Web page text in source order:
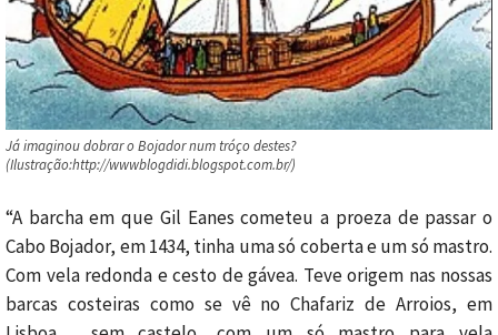
Já imaginou dobrar o Bojador num tróço destes?
(Ilustração:http://wwwblogdidi.blogspot.com.br/)
“A barcha em que Gil Eanes cometeu a proeza de passar o
Cabo Bojador, em 1434, tinha uma só coberta e um só mastro.
Com vela redonda e cesto de gávea. Teve origem nas nossas
barcas costeiras como se vê no Chafariz de Arroios, em